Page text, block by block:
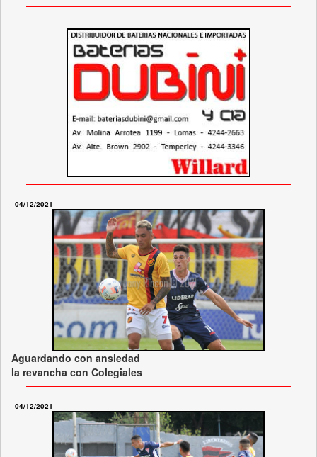
04/12/2021
Aguardando con ansiedad
la revancha con Colegiales
04/12/2021